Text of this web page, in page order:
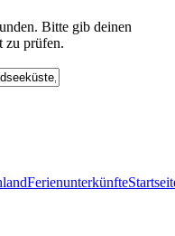
Bitte gib deinen
zu prüfen.
Ferienunterkünfte